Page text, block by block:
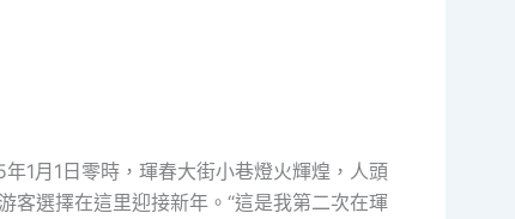
1月1日零時，琿春大街小巷燈火輝煌，人頭
選擇在這里迎接新年。“這是我第二次在琿